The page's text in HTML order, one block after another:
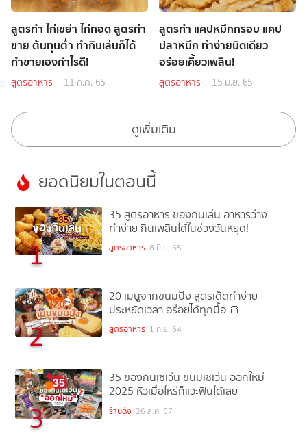
สูตรทำ ไก่เขย่า ไก่ทอด สูตรทำ
ขาย ต้นทุนต่ำ ทำกินเล่นก็ได้
ทำขายเองกำไรดี!
สูตรอาหาร 11 ก.ค. 65
สูตรทำ แคปหมึกกรอบ แคป
ปลาหมึก ทำง่ายนิดเดียว
อร่อยเคี้ยวเพลิน!
สูตรอาหาร 15 มิ.ย. 65
ดูเพิ่มเติม
ยอดนิยมในตอนนี้
1
35 สูตรอาหาร ของกินเล่น อาหารว่าง
ทำง่าย กินเพลินได้ในช่วงวันหยุด!
สูตรอาหาร 8 มิ.ย. 65
2
20 เมนูจากขนมปัง สูตรเด็ดทำง่าย
ประหยัดเวลา อร่อยได้ทุกมื้อ 🍞
สูตรอาหาร 1 ก.ย. 64
3
35 ของกินเซเว่น ขนมเซเว่น ออกใหม่
2025 หิวเมื่อไหร่ก็แวะฟินได้เลย
ร้านดัง 26 ส.ค. 67